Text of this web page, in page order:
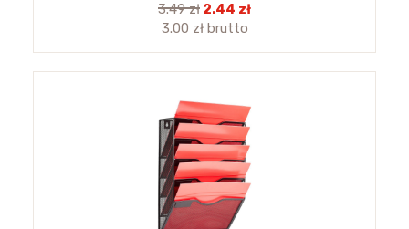
3.49 zł 2.44 zł
3.00 zł brutto